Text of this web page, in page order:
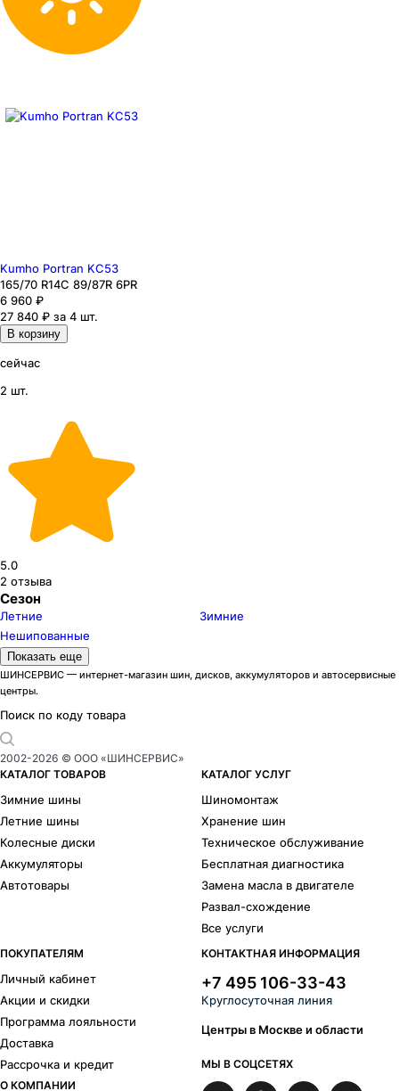
Kumho Portran KC53
165/70 R14C 89/87R 6PR
6 960 ₽
27 840 ₽ за 4 шт.
В корзину
сейчас
2 шт.
5.0
2 отзыва
Сезон
Летние
Зимние
Нешипованные
Модели летних шин Kumho
Portran KC53 2
Модели зимних шин Kumho
Portran CW51 2
Шиноразмеры
R13
R15
R16
R21
Бренды
Cordiant
Hankook
Bars
Delinte
165/70 R14C
175/65 R14C
195/— R14C
Показать еще
ШИНСЕРВИС — интернет-магазин шин, дисков, аккумуляторов и автосервисные
центры.
Поиск по коду товара
2002-2026 © ООО «ШИНСЕРВИС»
КАТАЛОГ ТОВАРОВ
Зимние шины
Летние шины
Колесные диски
Аккумуляторы
Автотовары
КАТАЛОГ УСЛУГ
Шиномонтаж
Хранение шин
Техническое обслуживание
Бесплатная диагностика
Замена масла в двигателе
Развал-схождение
Все услуги
ПОКУПАТЕЛЯМ
Личный кабинет
Акции и скидки
Программа лояльности
Доставка
Рассрочка и кредит
О КОМПАНИИ
КОНТАКТНАЯ ИНФОРМАЦИЯ
+7 495 106-33-43
Круглосуточная линия
Центры в Москве и области
МЫ В СОЦСЕТЯХ